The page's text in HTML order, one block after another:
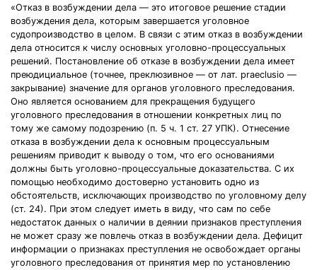
«Отказ в возбуждении дела — это итоговое решение стадии
возбуждения дела, которым завершается уголовное
судопроизводство в целом. В связи с этим отказ в возбуждении
дела относится к числу основных уголовно-процессуальных
решений. Постановление об отказе в возбуждении дела имеет
преюдициальное (точнее, преклюзивное — от лат. praeclusio —
закрывание) значение для органов уголовного преследования.
Оно является основанием для прекращения будущего
уголовного преследования в отношении конкретных лиц по
тому же самому подозрению (п. 5 ч. 1 ст. 27 УПК). Отнесение
отказа в возбуждении дела к основным процессуальным
решениям приводит к выводу о том, что его основаниями
должны быть уголовно-процессуальные доказательства. С их
помощью необходимо достоверно установить одно из
обстоятельств, исключающих производство по уголовному делу
(ст. 24). При этом следует иметь в виду, что сам по себе
недостаток данных о наличии в деянии признаков преступления
не может сразу же повлечь отказ в возбуждении дела. Дефицит
информации о признаках преступления не освобождает органы
уголовного преследования от принятия мер по установлению